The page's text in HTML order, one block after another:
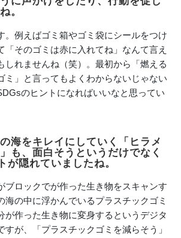
。
。例えばゴミ箱やゴミ袋にシールをつけ
「そのゴミは赤に入れてね」なんて言え
しれませんね（笑）。最初から「燃える
ミ」と言ってもよくわからないじゃない
のヒントになればいいなと思ってい
海をキレイにしていく「ヒラメ
も、面白そうというだけでなく
が隠れていましたね。
ブロックでが作った生き物をスキャンす
海の中に浮かんでいるプラスチックゴミ
が作った生き物に変身するというデジタ
すが、「プラスチックゴミを減らそう」